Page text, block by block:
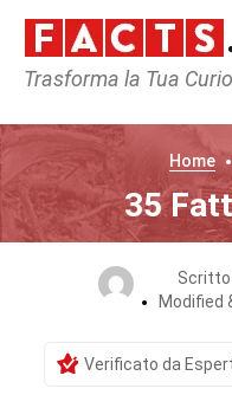
Trasforma la Tua
Home
35
Scritto
Modified
Verificato da